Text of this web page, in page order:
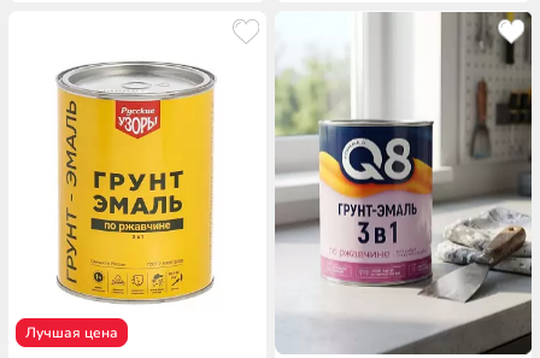
Лучшая цена